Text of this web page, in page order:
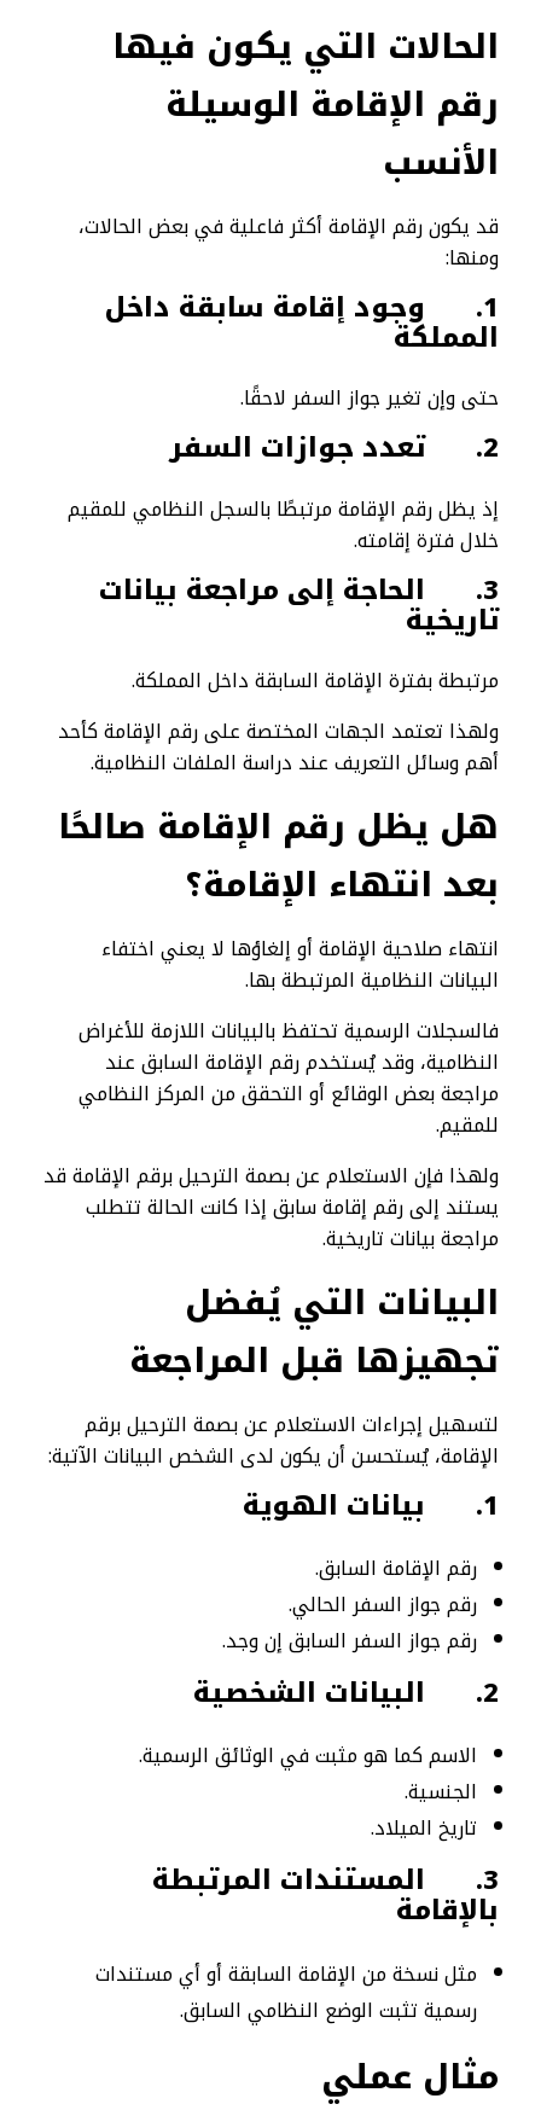
الحالات التي يكون فيها
رقم الإقامة الوسيلة
الأنسب
قد يكون رقم الإقامة أكثر فاعلية في بعض الحالات،
ومنها:
1. وجود إقامة سابقة داخل
المملكة
حتى وإن تغير جواز السفر لاحقًا.
2. تعدد جوازات السفر
إذ يظل رقم الإقامة مرتبطًا بالسجل النظامي للمقيم
خلال فترة إقامته.
3. الحاجة إلى مراجعة بيانات
تاريخية
مرتبطة بفترة الإقامة السابقة داخل المملكة.
ولهذا تعتمد الجهات المختصة على رقم الإقامة كأحد
أهم وسائل التعريف عند دراسة الملفات النظامية.
هل يظل رقم الإقامة صالحًا
بعد انتهاء الإقامة؟
انتهاء صلاحية الإقامة أو إلغاؤها لا يعني اختفاء
البيانات النظامية المرتبطة بها.
فالسجلات الرسمية تحتفظ بالبيانات اللازمة للأغراض
النظامية، وقد يُستخدم رقم الإقامة السابق عند
مراجعة بعض الوقائع أو التحقق من المركز النظامي
للمقيم.
ولهذا فإن الاستعلام عن بصمة الترحيل برقم الإقامة قد
يستند إلى رقم إقامة سابق إذا كانت الحالة تتطلب
مراجعة بيانات تاريخية.
البيانات التي يُفضل
تجهيزها قبل المراجعة
لتسهيل إجراءات الاستعلام عن بصمة الترحيل برقم
الإقامة، يُستحسن أن يكون لدى الشخص البيانات الآتية:
1. بيانات الهوية
رقم الإقامة السابق.
رقم جواز السفر الحالي.
رقم جواز السفر السابق إن وجد.
2. البيانات الشخصية
الاسم كما هو مثبت في الوثائق الرسمية.
الجنسية.
تاريخ الميلاد.
3. المستندات المرتبطة
بالإقامة
مثل نسخة من الإقامة السابقة أو أي مستندات
رسمية تثبت الوضع النظامي السابق.
مثال عملي